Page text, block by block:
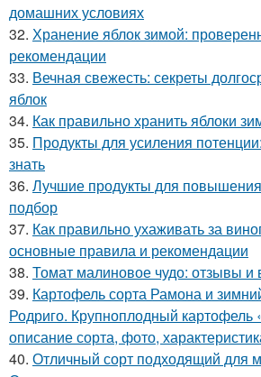
домашних условиях
32. Хранение яблок зимой:
рекомендации
33. Вечная свежесть: секреты
яблок
34. Как правильно хранить яблоки
35. Продукты для усиления
знать
36. Лучшие продукты для
подбор
37. Как правильно ухаживать за
основные правила и рекомендации
38. Томат малиновое чудо: отзывы и
39. Картофель сорта Рамона и
Родриго. Крупноплодный картофель
описание сорта, фото,
40. Отличный сорт подходящий для